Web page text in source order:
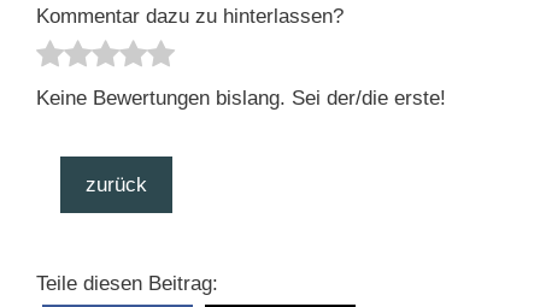
Kommentar dazu zu hinterlassen?
Keine Bewertungen bislang. Sei der/die erste!
zurück
Teile diesen Beitrag: